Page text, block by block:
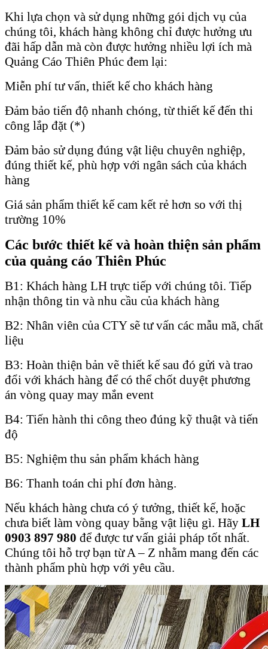
Khi lựa chọn và sử dụng những gói dịch vụ của
chúng tôi, khách hàng không chỉ được hưởng ưu
đãi hấp dẫn mà còn được hưởng nhiều lợi ích mà
Quảng Cáo Thiên Phúc đem lại:
Miễn phí tư vấn, thiết kế cho khách hàng
Đảm bảo tiến độ nhanh chóng, từ thiết kế đến thi
công lắp đặt (*)
Đảm bảo sử dụng đúng vật liệu chuyên nghiệp,
đúng thiết kế, phù hợp với ngân sách của khách
hàng
Giá sản phẩm thiết kế cam kết rẻ hơn so với thị
trường 10%
Các bước thiết kế và hoàn thiện sản phẩm
của quảng cáo Thiên Phúc
B1: Khách hàng LH trực tiếp với chúng tôi. Tiếp
nhận thông tin và nhu cầu của khách hàng
B2: Nhân viên của CTY sẽ tư vấn các mẫu mã, chất
liệu
B3: Hoàn thiện bản vẽ thiết kế sau đó gửi và trao
đổi với khách hàng để có thể chốt duyệt phương
án vòng quay may mắn event
B4: Tiến hành thi công theo đúng kỹ thuật và tiến
độ
B5: Nghiệm thu sản phẩm khách hàng
B6: Thanh toán chi phí đơn hàng.
Nếu khách hàng chưa có ý tưởng, thiết kế, hoặc
chưa biết làm vòng quay bằng vật liệu gì. Hãy LH
0903 897 980 để được tư vấn giải pháp tốt nhất.
Chúng tôi hỗ trợ bạn từ A – Z nhằm mang đến các
thành phẩm phù hợp với yêu cầu.